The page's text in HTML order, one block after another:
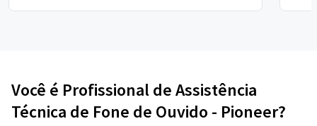
Você é Profissional de Assistência
Técnica de Fone de Ouvido - Pioneer?